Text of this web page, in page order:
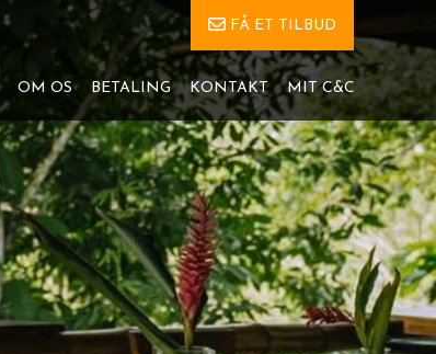
FÅ ET TILBUD
OM OS BETALING KONTAKT MIT C&C